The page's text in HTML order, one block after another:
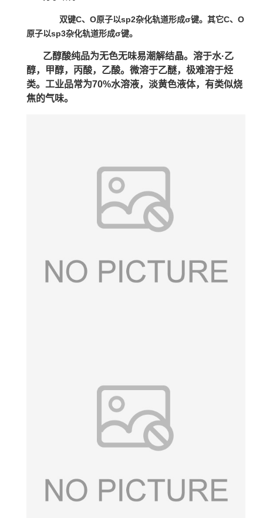
双键C、O原子以sp2杂化轨道形成σ键。其它C、O
原子以sp3杂化轨道形成σ键。
乙醇酸纯品为无色无味易潮解结晶。溶于水·乙
醇，甲醇，丙酸，乙酸。微溶于乙醚，极难溶于烃
类。工业品常为70%水溶液，淡黄色液体，有类似烧
焦的气味。